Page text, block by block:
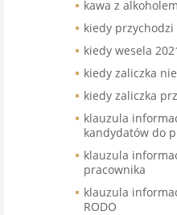
kawa z
kiedy
kiedy wesela
kiedy zaliczka
kiedy zaliczka
klauzula
kandydatów do
klauzula
pracownika
klauzula
RODO